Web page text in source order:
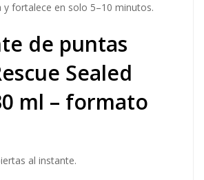
y fortalece en solo 5–10 minutos.
de puntas
Sealed
ml – formato
al instante.